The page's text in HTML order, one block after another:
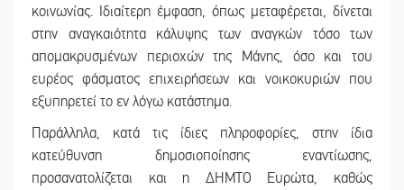
κοινωνίας. Ιδιαίτερη έμφαση, όπως μεταφέρεται, δίνεται
στην αναγκαιότητα κάλυψης των αναγκών τόσο των
απομακρυσμένων περιοχών της Μάνης, όσο και του
ευρέος φάσματος επιχειρήσεων και νοικοκυριών που
εξυπηρετεί το εν λόγω κατάστημα.
Παράλληλα, κατά τις ίδιες πληροφορίες, στην ίδια
κατεύθυνση δημοσιοποίησης εναντίωσης,
προσανατολίζεται και η ΔΗΜΤΟ Ευρώτα, καθώς